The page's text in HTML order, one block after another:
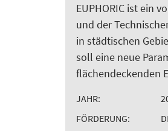
EUPHORIC ist ein
und der
in städtischen
soll eine neue
flächendeckenden
JAHR:
FÖRDERUNG: